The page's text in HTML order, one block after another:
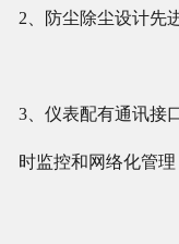
2、防尘除尘设计先
3、仪表配有通讯接
时监控和网络化管理